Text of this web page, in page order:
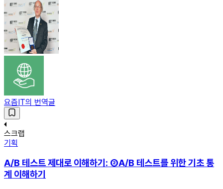
요즘IT의 번역글
스크랩
기획
A/B 테스트 제대로 이해하기: ②A/B 테스트를 위한 기초 통
계 이해하기